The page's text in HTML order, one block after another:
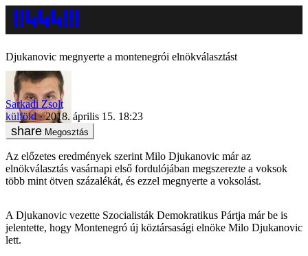
Djukanovic megnyerte a montenegrói elnökválasztást
Sarkadi Zsolt
külföld
2018. április 15. 18:23
Megosztás
Az előzetes eredmények szerint Milo Djukanovic már az
elnökválasztás vasárnapi első fordulójában megszerezte a voksok
több mint ötven százalékát, és ezzel megnyerte a voksolást.
A Djukanovic vezette Szocialisták Demokratikus Pártja már be is
jelentette, hogy Montenegró új köztársasági elnöke Milo Djukanovic
lett.